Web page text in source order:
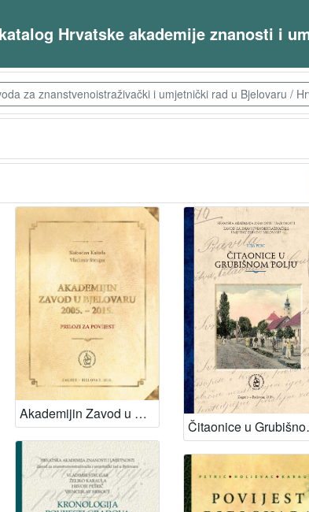
Hrvatske akademije znanosti i
za znanstvenoistraživački i umjetnički rad u Bjelovaru /
Akademijin Zavod u Bjelovaru 2005. - 2015. : prilozi za povijest / Slobodan Kaštela, Vladimir Strugar ; [glavni i odgovorni urednik Franjo Šanjek]
Čitaonice u Grubišnom polju :